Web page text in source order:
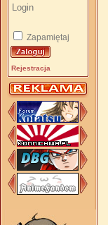
Zapamiętaj
Rejestracja